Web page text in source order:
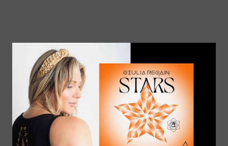
Deian :: http://www.myspace.com/deiansong Dixon ::
http://www.myspace.com/justdixon Frivolous ::
http://www.myspace.com/frivolouslive Frost ::
http://www.myspace.com/frostnorway Gonzales ::
http://www.myspace.com/gonzpiration Italian Laptop
Orchestra feat. Alessio Bertallot Jimmy Edgar ::
http://www.myspace.com/colorstrip Jon Hopkins ::